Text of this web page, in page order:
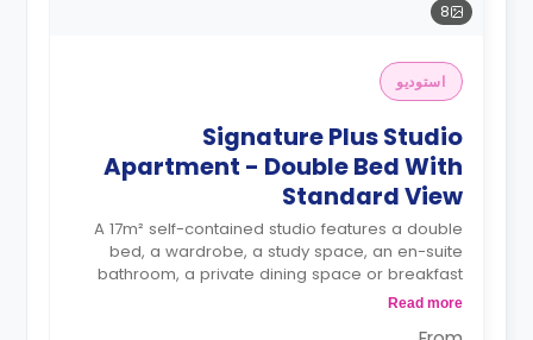
8
استوديو
Signature Plus Studio
Apartment - Double Bed With
Standard View
A 17m² self-contained studio features a double
bed, a wardrobe, a study space, an en-suite
bathroom, a private dining space or breakfast
bar, and a fully fitted kitchenette.
Read more